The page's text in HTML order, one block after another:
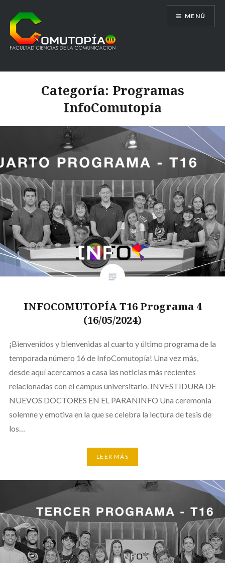
contenido
Comutopía RTV
MENÚ
Categoría: Programas
InfoComutopía
INFOCOMUTOPÍA T16 Programa 4
(16/05/2024)
¡Bienvenidos y bienvenidas al cuarto y último programa de la
temporada número 16 de InfoComutopía! Una vez más,
desde aquí acercamos a casa las noticias más recientes
relacionadas con el campus universitario. INVESTIDURA DE
NUEVOS DOCTORES EN EL PARANINFO Una ceremonia
solemne y emotiva en la que se celebra la lectura de tesis de
los…
LEER MÁS